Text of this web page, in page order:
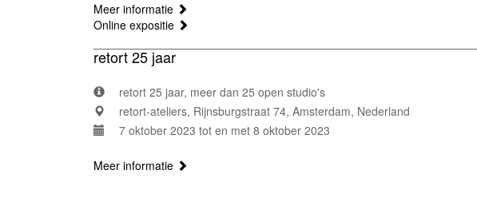
Meer informatie
Online expositie
retort 25 jaar
retort 25 jaar, meer dan 25 open studio's
retort-ateliers, Rijnsburgstraat 74, Amsterdam, Nederland
7 oktober 2023 tot en met 8 oktober 2023
Meer informatie